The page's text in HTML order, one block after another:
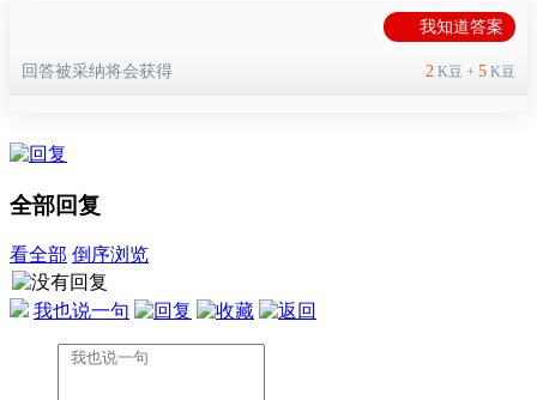
我知道答案
2 K豆 + 5 K豆
回答被采纳将会获得
全部回复
看全部 倒序浏览
我也说一句